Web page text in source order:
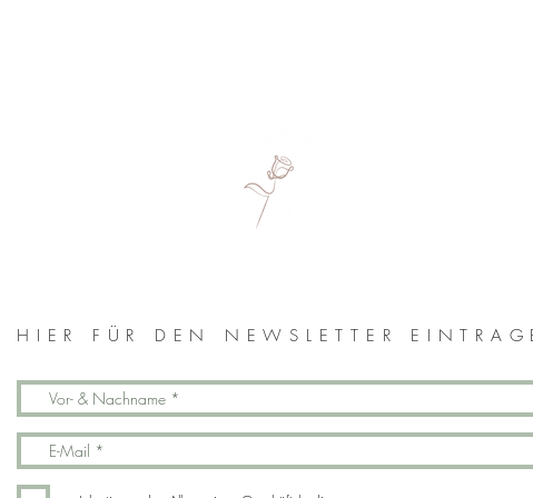
HIER FÜR DEN NEWSLETTER